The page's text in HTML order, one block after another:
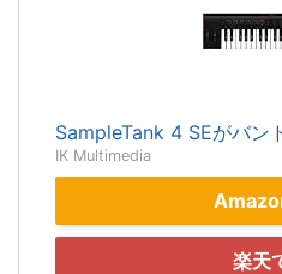
SampleTank 4 SEがバン
IK Multimedia
楽天